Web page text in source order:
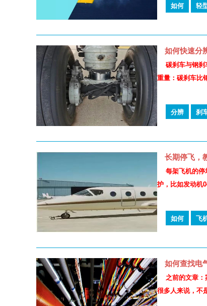
如何 轻
如何快速分
碳刹车与钢
重量：碳刹车⽐
分辨 刹
长期停飞，
每架飞机的
护，比如发动机
如何 飞
如何查找电
之前的文章
很多人来说，不